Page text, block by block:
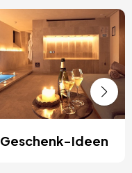
Geschenk-Ideen